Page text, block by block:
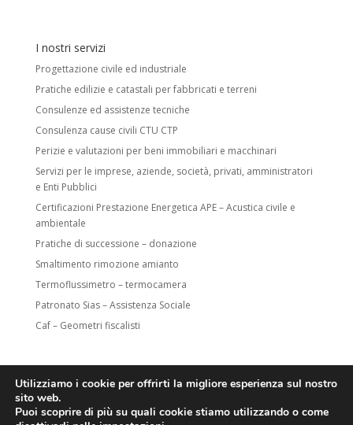
I nostri servizi
Progettazione civile ed industriale
Pratiche edilizie e catastali per fabbricati e terreni
Consulenze ed assistenze tecniche
Consulenza cause civili CTU CTP
Perizie e valutazioni per beni immobiliari e macchinari
Servizi per le imprese, aziende, società, privati, amministratori
e Enti Pubblici
Certificazioni Prestazione Energetica APE – Acustica civile e
ambientale
Pratiche di successione – donazione
Smaltimento rimozione amianto
Termoflussimetro – termocamera
Patronato Sias – Assistenza Sociale
Caf – Geometri fiscalisti
Utilizziamo i cookie per offrirti la migliore esperienza sul nostro
sito web.
Puoi scoprire di più su quali cookie stiamo utilizzando o come